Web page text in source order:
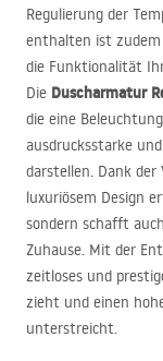
Regulierung der
enthalten ist zudem
die Funktionalität
Die Duscharmatur
die eine
ausdrucksstarke
darstellen. Dank der
luxuriösem Design
sondern schafft
Zuhause. Mit der
zeitloses und
zieht und einen
unterstreicht.